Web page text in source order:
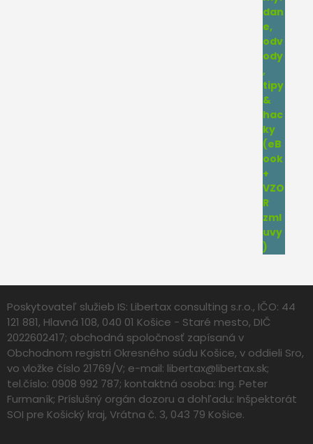
Poskytovateľ služieb IS: Libertax consulting s.r.o., IČO: 44
121 881, Hlavná 108, 040 01 Košice - Staré mesto, DIČ
2022602417; obchodná spoločnosť zapísaná v
Obchodnom registri Okresného súdu Košice, v oddieli Sro,
vo vložke číslo 21769/V; e-mail: libertax@libertax.sk;
tel.číslo: 0908 992 787; kontaktná osoba: Ing. Peter
Furmaník; Príslušný orgán dozoru a dohľadu: Inšpektorát
SOI pre Košický kraj, Vrátna č. 3, 043 79 Košice.